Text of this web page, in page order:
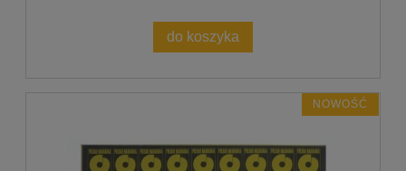
do koszyka
NOWOŚĆ